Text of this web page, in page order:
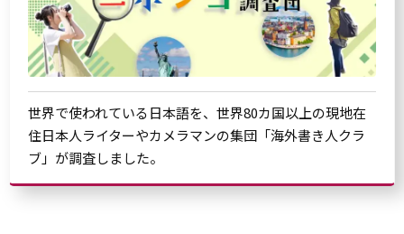
世界で使われている日本語を、世界80カ国以上の現地在
住日本人ライターやカメラマンの集団「海外書き人クラ
ブ」が調査しました。